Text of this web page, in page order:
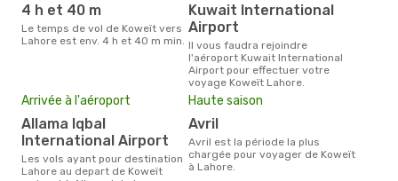
4 h et 40 m
Le temps de vol de Koweït vers
Lahore est env. 4 h et 40 m min.
Kuwait International
Airport
Il vous faudra rejoindre
l'aéroport Kuwait International
Airport pour effectuer votre
voyage Koweït Lahore.
Arrivée à l'aéroport
Allama Iqbal
International Airport
Les vols ayant pour destination
Lahore au depart de Koweït
Haute saison
avril
avril est la période la plus
chargée pour voyager de Koweït
à Lahore.